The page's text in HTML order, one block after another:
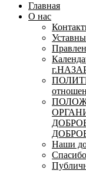
Главная
О нас
Наши